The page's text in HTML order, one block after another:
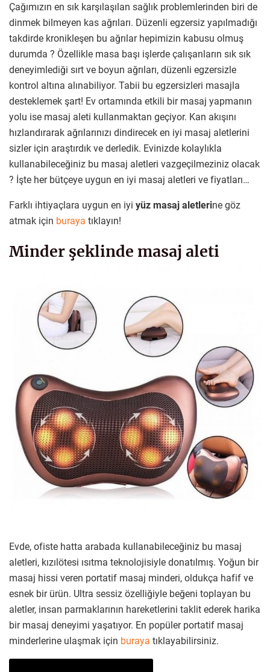
Çağımızın en sık karşılaşılan sağlık problemlerinden biri de
dinmek bilmeyen kas ağrıları. Düzenli egzersiz yapılmadığı
takdirde kronikleşen bu ağrılar hepimizin kabusu olmuş
durumda ? Özellikle masa başı işlerde çalışanların sık sık
deneyimlediği sırt ve boyun ağrıları, düzenli egzersizle
kontrol altına alınabiliyor. Tabii bu egzersizleri masajla
desteklemek şart! Ev ortamında etkili bir masaj yapmanın
yolu ise masaj aleti kullanmaktan geçiyor. Kan akışını
hızlandırarak ağrılarınızı dindirecek en iyi masaj aletlerini
sizler için araştırdık ve derledik. Evinizde kolaylıkla
kullanabileceğiniz bu masaj aletleri vazgeçilmeziniz olacak
? İşte her bütçeye uygun en iyi masaj aletleri ve fiyatları…
Farklı ihtiyaçlara uygun en iyi yüz masaj aletlerine göz
atmak için buraya tıklayın!
Minder şeklinde masaj aleti
Evde, ofiste hatta arabada kullanabileceğiniz bu masaj
aletleri, kızılötesi ısıtma teknolojisiyle donatılmış. Yoğun bir
masaj hissi veren portatif masaj minderi, oldukça hafif ve
esnek bir ürün. Ultra sessiz özelliğiyle beğeni toplayan bu
aletler, insan parmaklarının hareketlerini taklit ederek harika
bir masaj deneyimi yaşatıyor. En popüler portatif masaj
minderlerine ulaşmak için buraya tıklayabilirsiniz.